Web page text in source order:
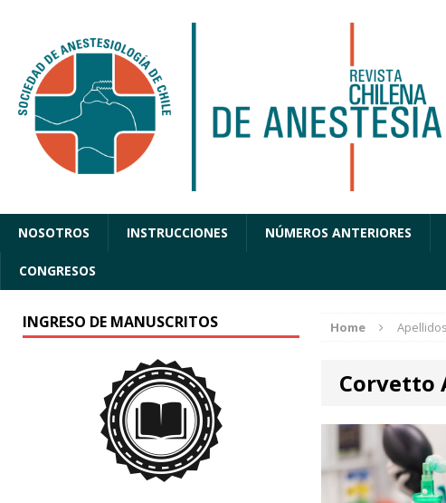
NOSOTROS INSTRUCCIONES NÚMEROS ANTERIORES
CONGRESOS
Home Apellidos
Corvetto
INGRESO DE MANUSCRITOS